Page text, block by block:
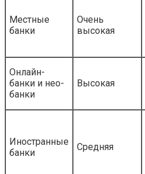
Местные
банки
Очень
высокая
Онлайн-
банки и нео-
банки
Высокая
Иностранные
банки
Средняя